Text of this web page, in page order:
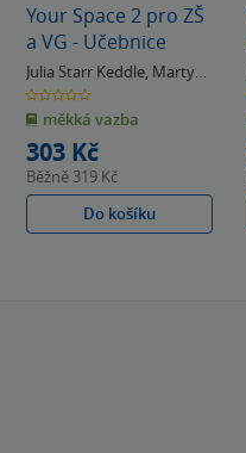
Your Space 2 pro ZŠ
a VG - Učebnice
Julia Starr Keddle, Martyn
Hobbs
0.0
z
5
hvězdiček
měkká vazba
303 Kč
Běžně 319 Kč
Do košíku